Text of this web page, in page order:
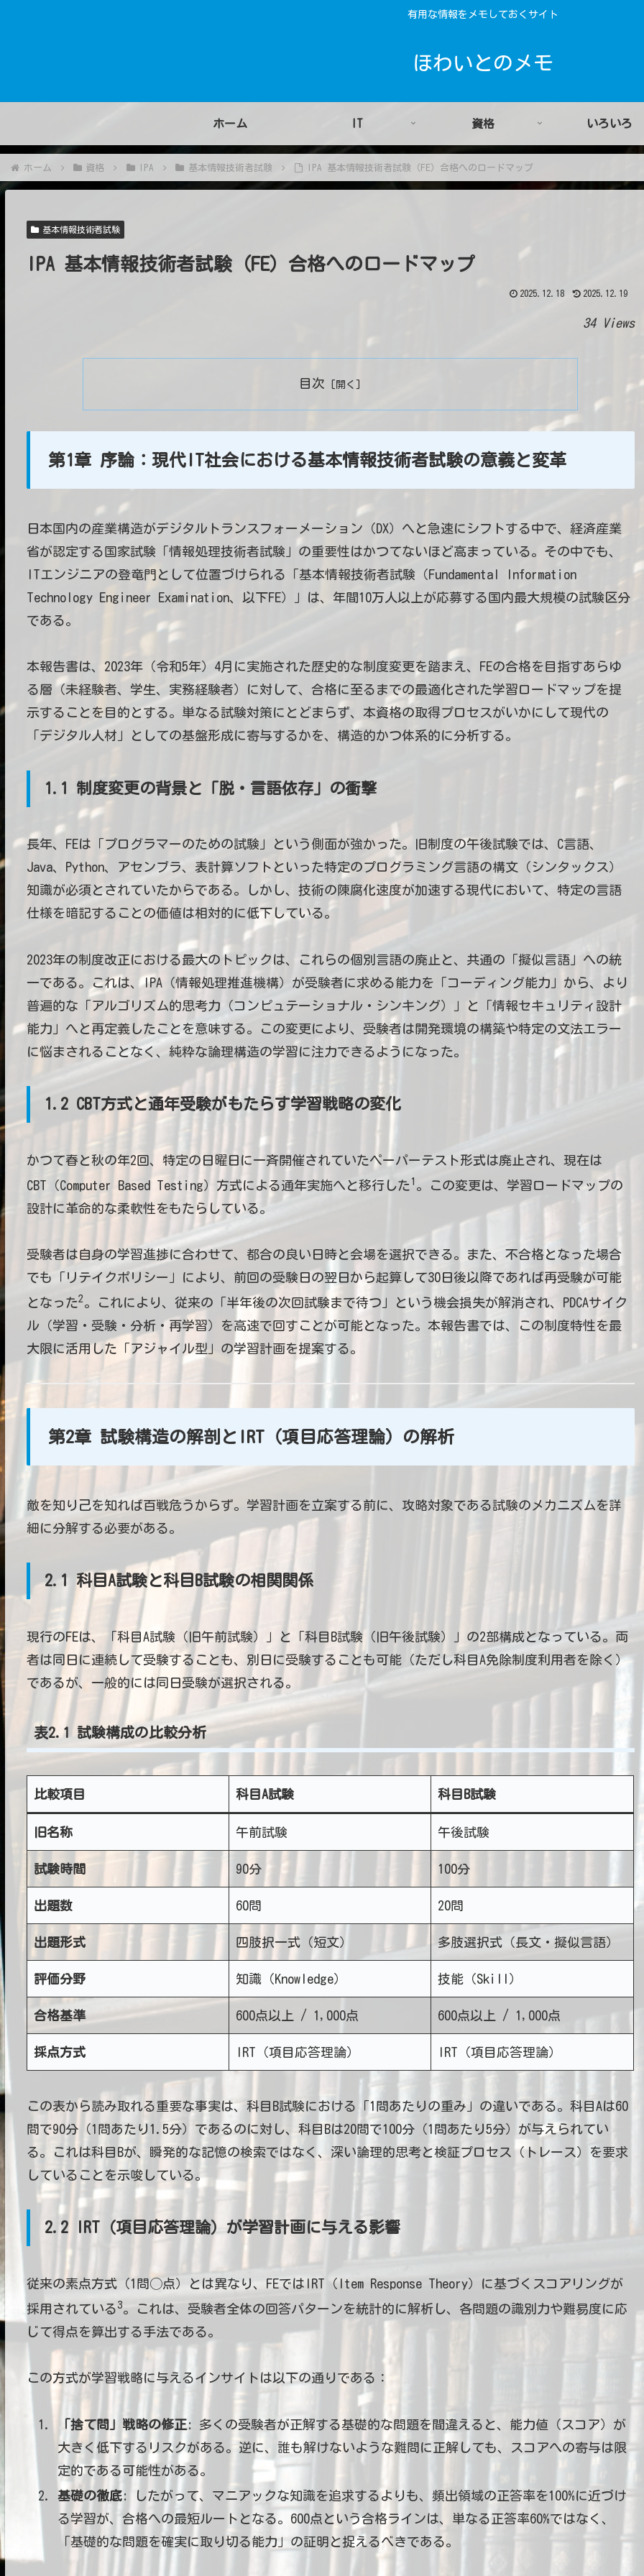
有用な情報をメモしておくサイト
ほわいとのメモ
ホーム IT 資格 いろいろ
ホーム 資格 IPA 基本情報技術者試験 IPA 基本情報技術者試験（FE）合格へのロードマップ
基本情報技術者試験
IPA 基本情報技術者試験（FE）合格へのロードマップ
2025.12.18 2025.12.19
34 Views
目次
第1章 序論：現代IT社会における基本情報技術者試験の意義と変革
日本国内の産業構造がデジタルトランスフォーメーション（DX）へと急速にシフトする中で、経済産業
省が認定する国家試験「情報処理技術者試験」の重要性はかつてないほど高まっている。その中でも、
ITエンジニアの登竜門として位置づけられる「基本情報技術者試験（Fundamental Information
Technology Engineer Examination、以下FE）」は、年間10万人以上が応募する国内最大規模の試験区分
である。
本報告書は、2023年（令和5年）4月に実施された歴史的な制度変更を踏まえ、FEの合格を目指すあらゆ
る層（未経験者、学生、実務経験者）に対して、合格に至るまでの最適化された学習ロードマップを提
示することを目的とする。単なる試験対策にとどまらず、本資格の取得プロセスがいかにして現代の
「デジタル人材」としての基盤形成に寄与するかを、構造的かつ体系的に分析する。
1.1 制度変更の背景と「脱・言語依存」の衝撃
長年、FEは「プログラマーのための試験」という側面が強かった。旧制度の午後試験では、C言語、
Java、Python、アセンブラ、表計算ソフトといった特定のプログラミング言語の構文（シンタックス）
知識が必須とされていたからである。しかし、技術の陳腐化速度が加速する現代において、特定の言語
仕様を暗記することの価値は相対的に低下している。
2023年の制度改正における最大のトピックは、これらの個別言語の廃止と、共通の「擬似言語」への統
一である。これは、IPA（情報処理推進機構）が受験者に求める能力を「コーディング能力」から、より
普遍的な「アルゴリズム的思考力（コンピュテーショナル・シンキング）」と「情報セキュリティ設計
能力」へと再定義したことを意味する。この変更により、受験者は開発環境の構築や特定の文法エラー
に悩まされることなく、純粋な論理構造の学習に注力できるようになった。
1.2 CBT方式と通年受験がもたらす学習戦略の変化
かつて春と秋の年2回、特定の日曜日に一斉開催されていたペーパーテスト形式は廃止され、現在は
CBT（Computer Based Testing）方式による通年実施へと移行した 1 。この変更は、学習ロードマップの
設計に革命的な柔軟性をもたらしている。
受験者は自身の学習進捗に合わせて、都合の良い日時と会場を選択できる。また、不合格となった場合
でも「リテイクポリシー」により、前回の受験日の翌日から起算して30日後以降であれば再受験が可能
となった2 。これにより、従来の「半年後の次回試験まで待つ」という機会損失が解消され、PDCAサイク
ル（学習・受験・分析・再学習）を高速で回すことが可能となった。本報告書では、この制度特性を最
大限に活用した「アジャイル型」の学習計画を提案する。
第2章 試験構造の解剖とIRT（項目応答理論）の解析
敵を知り己を知れば百戦危うからず。学習計画を立案する前に、攻略対象である試験のメカニズムを詳
細に分解する必要がある。
2.1 科目A試験と科目B試験の相関関係
現行のFEは、「科目A試験（旧午前試験）」と「科目B試験（旧午後試験）」の2部構成となっている。両
者は同日に連続して受験することも、別日に受験することも可能（ただし科目A免除制度利用者を除く）
であるが、一般的には同日受験が選択される。
表2.1 試験構成の比較分析
比較項目 科目A試験 科目B試験
旧名称 午前試験 午後試験
試験時間 90分 100分
出題数 60問 20問
出題形式 四肢択一式（短文） 多肢選択式（長文・擬似言語）
評価分野 知識（Knowledge） 技能（Skill）
合格基準 600点以上 / 1,000点 600点以上 / 1,000点
採点方式 IRT（項目応答理論） IRT（項目応答理論）
この表から読み取れる重要な事実は、科目B試験における「1問あたりの重み」の違いである。科目Aは60
問で90分（1問あたり1.5分）であるのに対し、科目Bは20問で100分（1問あたり5分）が与えられてい
る。これは科目Bが、瞬発的な記憶の検索ではなく、深い論理的思考と検証プロセス（トレース）を要求
していることを示唆している。
2.2 IRT（項目応答理論）が学習計画に与える影響
従来の素点方式（1問◯点）とは異なり、FEではIRT（Item Response Theory）に基づくスコアリングが
採用されている3。これは、受験者全体の回答パターンを統計的に解析し、各問題の識別力や難易度に応
じて得点を算出する手法である。
この方式が学習戦略に与えるインサイトは以下の通りである：
「捨て問」戦略の修正: 多くの受験者が正解する基礎的な問題を間違えると、能力値（スコア）が
大きく低下するリスクがある。逆に、誰も解けないような難問に正解しても、スコアへの寄与は限
定的である可能性がある。
基礎の徹底: したがって、マニアックな知識を追求するよりも、頻出領域の正答率を100%に近づけ
る学習が、合格への最短ルートとなる。600点という合格ラインは、単なる正答率60%ではなく、
「基礎的な問題を確実に取り切る能力」の証明と捉えるべきである。